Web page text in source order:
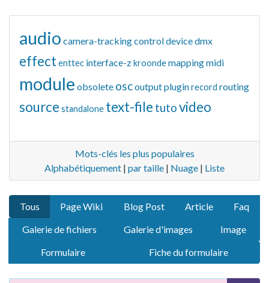
audio camera-trackingcontroldevicedmx
effect enttec interface-zkroondemappingmidi
module obsolete oscoutputpluginrecord routing
source standalone text-file tutovideo
Mots-clés les plus populaires
Alphabétiquement | par taille | Nuage | Liste
Tous Page Wiki Blog Post Article
Faq
Galerie de fichiers
Galerie d'images
Image
Formulaire
Fiche du formulaire